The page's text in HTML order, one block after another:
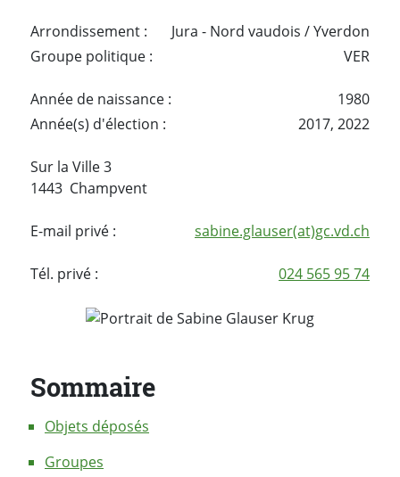
Arrondissement :
Jura - Nord vaudois / Yverdon
Groupe politique :
VER
Année de naissance :
1980
Année(s) d'élection :
2022
2017,
Sur la Ville 3
1443 Champvent
E-mail privé : sabine.glauser(at)gc.vd.ch
Tél. privé : 024 565 95 74
Sommaire
Objets déposés
Groupes